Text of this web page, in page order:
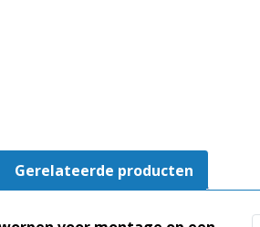
Gerelateerde producten